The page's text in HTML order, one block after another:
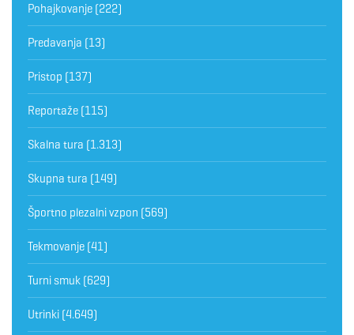
Pohajkovanje (222)
Predavanja (13)
Pristop (137)
Reportaže (115)
Skalna tura (1.313)
Skupna tura (149)
Športno plezalni vzpon (569)
Tekmovanje (41)
Turni smuk (629)
Utrinki (4.649)